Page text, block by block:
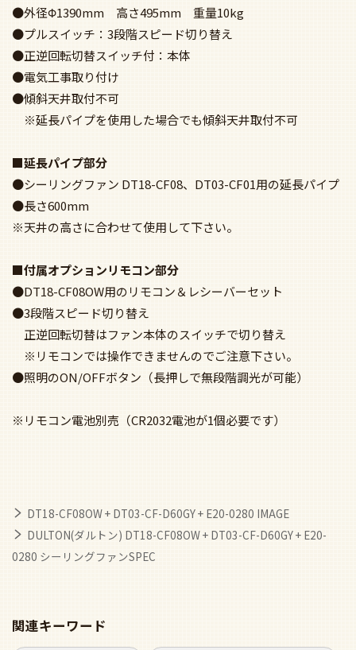
●外径Φ1390mm 高さ495mm 重量10kg
●プルスイッチ：3段階スピード切り替え
●正逆回転切替スイッチ付：本体
●電気工事取り付け
●傾斜天井取付不可
※延長パイプを使用した場合でも傾斜天井取付不可
■延長パイプ部分
●シーリングファン DT18-CF08、DT03-CF01用の延長パイプ
●長さ600mm
※天井の高さに合わせて使用して下さい。
■付属オプションリモコン部分
●DT18-CF08OW用のリモコン＆レシーバーセット
●3段階スピード切り替え
正逆回転切替はファン本体のスイッチで切り替え
※リモコンでは操作できませんのでご注意下さい。
●照明のON/OFFボタン（長押しで無段階調光が可能）
※リモコン電池別売（CR2032電池が1個必要です）
DT18-CF08OW + DT03-CF-D60GY + E20-0280 IMAGE
DULTON(ダルトン) DT18-CF08OW + DT03-CF-D60GY + E20-
0280 シーリングファンSPEC
関連キーワード